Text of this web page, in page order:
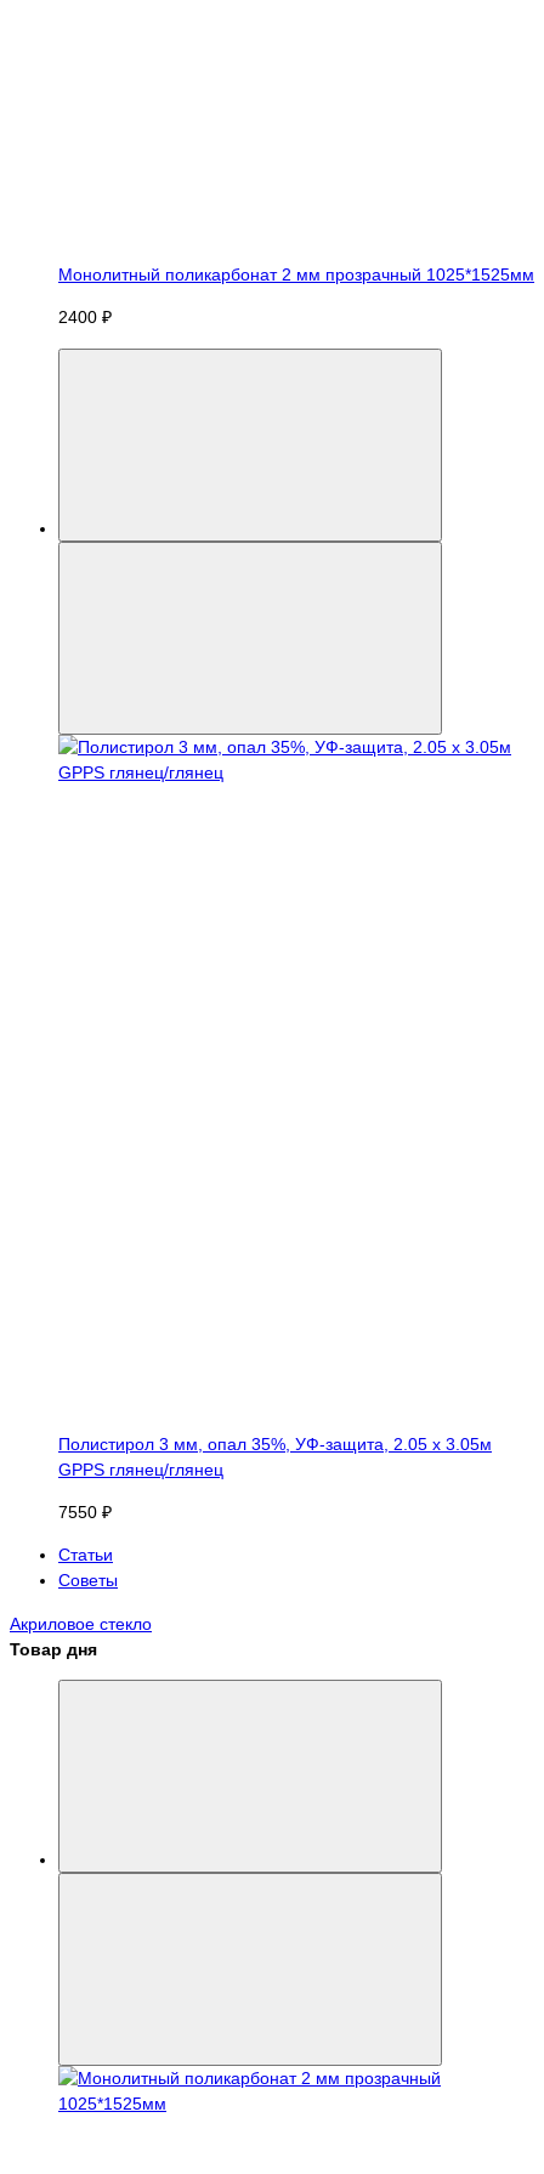
Монолитный поликарбонат 2 мм прозрачный 1025*1525мм
2400 ₽
Полистирол 3 мм, опал 35%, УФ-защита, 2.05 х 3.05м
GPPS глянец/глянец
7550 ₽
Статьи
Советы
Акриловое стекло
Товар дня